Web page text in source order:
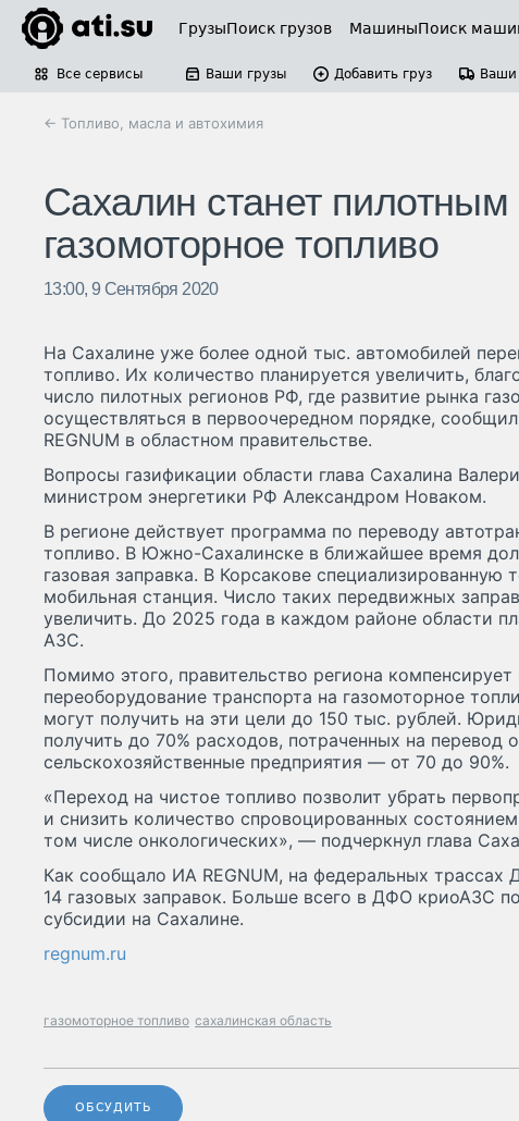
ГрузыПоиск грузов МашиныПоиск
Все сервисы Ваши грузы Добавить груз
← Топливо, масла и автохимия
Сахалин станет
газомоторное топливо
13:00, 9 Сентября 2020
На Сахалине уже более одной тыс. автомобилей
топливо. Их количество планируется увеличить,
число пилотных регионов РФ, где развитие рынка
осуществляться в первоочередном порядке,
REGNUM в областном правительстве.
Вопросы газификации области глава Сахалина
министром энергетики РФ Александром Новаком.
В регионе действует программа по переводу
топливо. В Южно-Сахалинске в ближайшее время
газовая заправка. В Корсакове специализированную
мобильная станция. Число таких передвижных
увеличить. До 2025 года в каждом районе области
АЗС.
Помимо этого, правительство региона
переоборудование транспорта на газомоторное
могут получить на эти цели до 150 тыс. рублей.
получить до 70% расходов, потраченных на перевод
сельскохозяйственные предприятия — от 70 до 90%.
«Переход на чистое топливо позволит убрать
и снизить количество спровоцированных
том числе онкологических», — подчеркнул глава
Как сообщало ИА REGNUM, на федеральных трассах
14 газовых заправок. Больше всего в ДФО криоАЗС
субсидии на Сахалине.
regnum.ru
газомоторное топливо сахалинская область
ОБСУДИТЬ